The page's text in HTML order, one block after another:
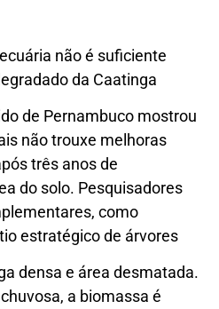
não é suficiente
da Caatinga
de Pernambuco mostrou
não trouxe melhoras
três anos de
do solo. Pesquisadores
como
estratégico de árvores
densa e área desmatada.
a biomassa é